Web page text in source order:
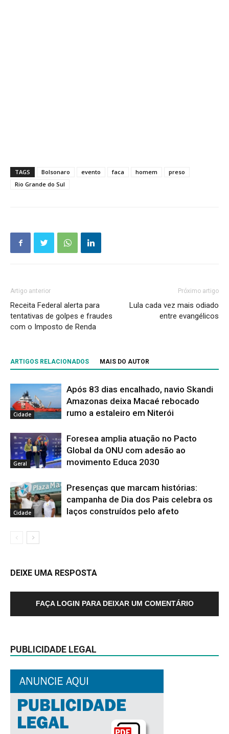
TAGS Bolsonaro evento faca homem
preso
Rio Grande do Sul
Artigo anterior
Receita Federal alerta para
tentativas de golpes e fraudes
com o Imposto de Renda
Próximo artigo
Lula cada vez mais odiado
entre evangélicos
ARTIGOS RELACIONADOS MAIS DO AUTOR
Cidade
Após 83 dias encalhado, navio Skandi
Amazonas deixa Macaé rebocado
rumo a estaleiro em Niterói
Geral
Foresea amplia atuação no Pacto
Global da ONU com adesão ao
movimento Educa 2030
Cidade
Presenças que marcam histórias:
campanha de Dia dos Pais celebra os
laços construídos pelo afeto
DEIXE UMA RESPOSTA
FAÇA LOGIN PARA DEIXAR UM COMENTÁRIO
PUBLICIDADE LEGAL